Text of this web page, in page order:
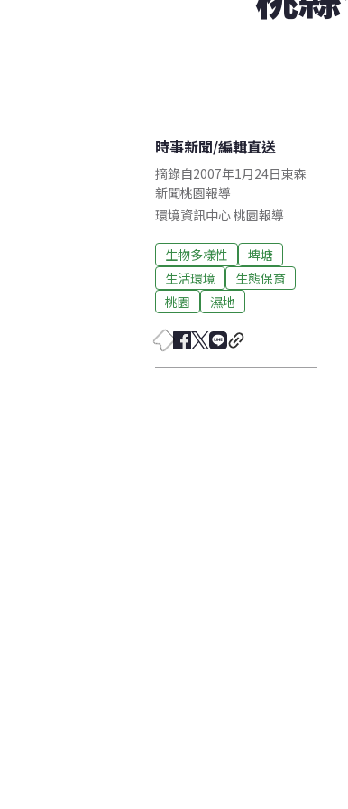
時事新聞/編輯直送
摘錄自2007年1月24日東森
新聞桃園報導
環境資訊中心桃園報導
生物多樣性
埤塘
生活環境
生態保育
桃園
濕地